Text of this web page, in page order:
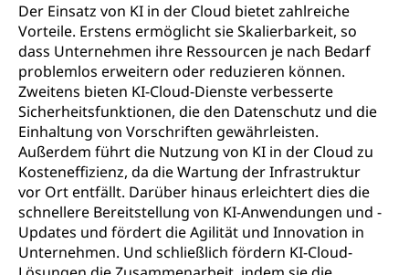
Der Einsatz von KI in der Cloud bietet zahlreiche
Vorteile. Erstens ermöglicht sie Skalierbarkeit, so
dass Unternehmen ihre Ressourcen je nach Bedarf
problemlos erweitern oder reduzieren können.
Zweitens bieten KI-Cloud-Dienste verbesserte
Sicherheitsfunktionen, die den Datenschutz und die
Einhaltung von Vorschriften gewährleisten.
Außerdem führt die Nutzung von KI in der Cloud zu
Kosteneffizienz, da die Wartung der Infrastruktur
vor Ort entfällt. Darüber hinaus erleichtert dies die
schnellere Bereitstellung von KI-Anwendungen und -
Updates und fördert die Agilität und Innovation in
Unternehmen. Und schließlich fördern KI-Cloud-